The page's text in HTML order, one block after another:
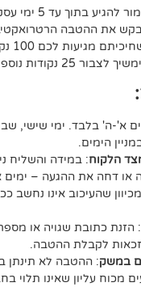
אם משלוח אמור להגיע בתוך עד 5 ימי עסקים, כבר בסיום
זאת אומרת
שעל ארבעת הימים שחיכיתם מגיעות לכם 100 נקודות מועדון, וכל
שישי, שבת, ערבי חג וחגים
והשליח ניסה לתאם מסירה
ימים אלו לא ייספרו ולא
נחשב ככשל מצד חברת
או מספר טלפון לא מעודכן
תינתן במקרים של
תלוי בחברה, כגון אירועים